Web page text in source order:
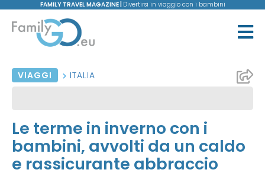
FAMILY TRAVEL MAGAZINE | Divertirsi in viaggio con i bambini
VIAGGI ITALIA
Le terme in inverno con i
bambini, avvolti da un caldo
e rassicurante abbraccio